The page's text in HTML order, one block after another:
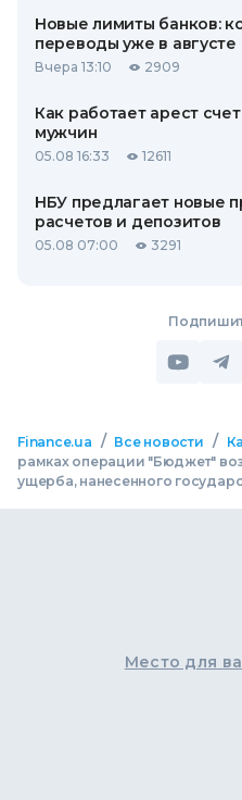
Новые лимиты банков:
переводы уже в августе
Вчера 13:10 2909
Как работает арест
мужчин
05.08 16:33 12611
НБУ предлагает новые
расчетов и депозитов
05.08 07:00 3291
Finance.ua / Все новости /
рамках операции "Бюджет"
ущерба, нанесенного
Место для